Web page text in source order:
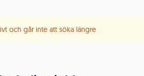
och går inte att söka längre